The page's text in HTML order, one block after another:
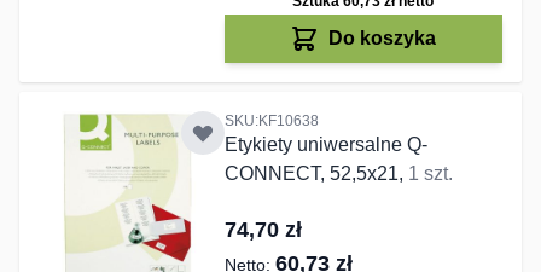
Do koszyka
SKU:KF10638
Etykiety uniwersalne Q-
CONNECT, 52,5x21, 1 szt.
74,70 zł
60,73 zł